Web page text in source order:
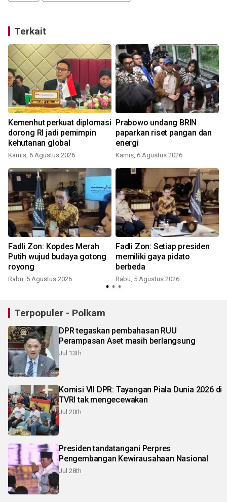
Terkait
Kemenhut perkuat diplomasi
dorong RI jadi pemimpin
kehutanan global
Kamis, 6 Agustus 2026
Prabowo undang BRIN
paparkan riset pangan dan
energi
Kamis, 6 Agustus 2026
Fadli Zon: Kopdes Merah
Putih wujud budaya gotong
royong
Rabu, 5 Agustus 2026
Fadli Zon: Setiap presiden
memiliki gaya pidato
berbeda
Rabu, 5 Agustus 2026
Terpopuler - Polkam
DPR tegaskan pembahasan RUU
Perampasan Aset masih berlangsung
Jul 13th
Komisi VII DPR: Tayangan Piala Dunia 2026 di
TVRI tak mengecewakan
Jul 20th
Presiden tandatangani Perpres
Pengembangan Kewirausahaan Nasional
Jul 28th